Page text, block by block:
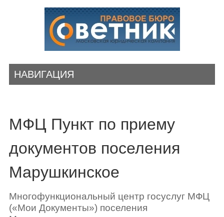
НАВИГАЦИЯ
МФЦ Пункт по приему
документов поселения
Марушкинское
Многофункциональный центр госуслуг МФЦ
(«Мои Документы») поселения